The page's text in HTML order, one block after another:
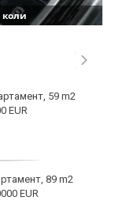
коли
59 m2
EUR
89 m2
EUR